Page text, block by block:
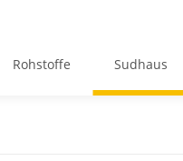
Rohstoffe Sudhaus